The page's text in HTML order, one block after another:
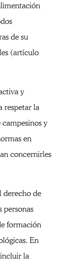
de su
(artículo
y
respetar la
y
en
concernirles
derecho de
personas
formación
En
la